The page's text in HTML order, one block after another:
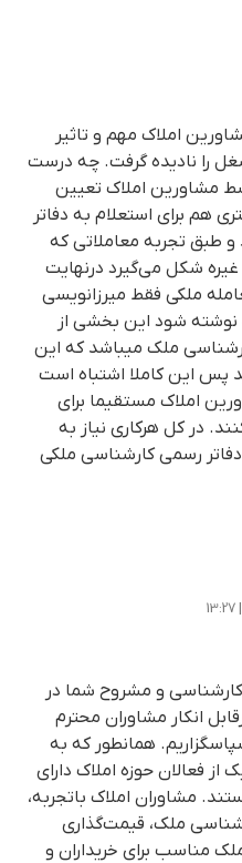
املاک مهم و تاثیر
را نادیده گرفت. چه درست
مشاورین املاک تعیین
هم برای استعلام به دفاتر
طبق تجربه معاملاتی که
شکل می‌گیرد درنهایت
ملکی فقط میرزانویسی
شود این بخشی از
ملک میباشد که این
پس این کاملا اشتباه است
املاک مستقیما برای
در کل هرکاری نیاز به
رسمی کارشناسی ملکی
کارشناسی و مشروح شما در
انکار مشاوران محترم
همانطور که به
از فعالان حوزه املاک دارای
مشاوران املاک باتجربه،
ملک، قیمت‌گذاری
مناسب برای خریداران و